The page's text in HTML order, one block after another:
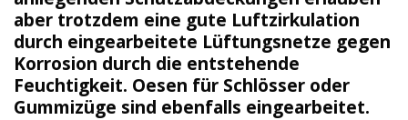
aber trotzdem eine gute Luftzirkulation
durch eingearbeitete Lüftungsnetze gegen
Korrosion durch die entstehende
Feuchtigkeit. Oesen für Schlösser oder
Gummizüge sind ebenfalls eingearbeitet.